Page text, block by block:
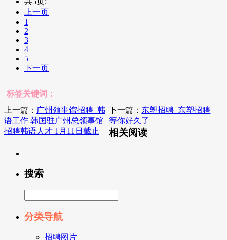
上一页
1
2
3
4
5
下一页
标签关键词：
上一篇： 广州领事馆招聘_韩
语工作 韩国驻广州总领事馆
招聘韩语人才 1月11日截止
下一篇： 东塑招聘_东塑招聘
等你好久了
相关阅读
搜索
分类导航
招聘图片